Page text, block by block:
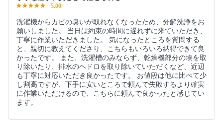
5.00
洗濯機からカビの臭いが取れなくなったため、分解洗浄をお
願いしました。 当日は約束の時間に遅れずに来ていただき、
丁寧に作業いただきました。 気になったところを質問する
と、親切に教えてくださり、こちらもいろいろ納得できて良
かったです。 また、洗濯槽のみならず、乾燥機部分の埃を取
り除いたり、排水のヘドロを取り除いていただくなど、近辺
も丁寧に対応いただき良かったです。 お値段は他に比べて少
し割高ですが、下手に安いところで頼んで失敗するより確実
に作業いただけるので、こちらに頼んで良かったと感じてい
ます。